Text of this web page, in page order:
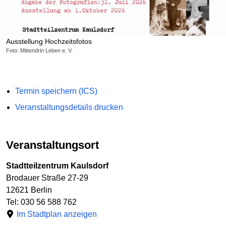
Ausstellung Hochzeitsfotos
Foto: Mittendrin Leben e. V.
Termin speichern (ICS)
Veranstaltungsdetails drucken
Veranstaltungsort
Stadtteilzentrum Kaulsdorf
Brodauer Straße 27-29
12621 Berlin
Tel: 030 56 588 762
Im Stadtplan anzeigen